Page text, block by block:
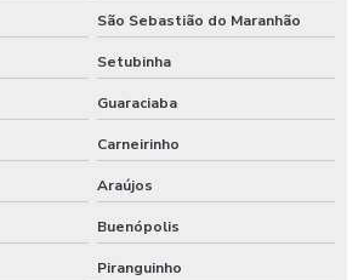
São Sebastião do Maranhão
Setubinha
Guaraciaba
Carneirinho
Araújos
Buenópolis
Piranguinho